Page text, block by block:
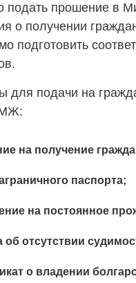
подать прошение в
о получении
подготовить
для подачи на
на получение
паспорта;
на постоянное
об отсутствии
о владении